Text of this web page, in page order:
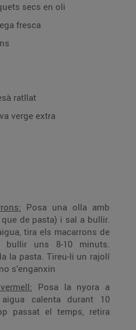
secs en oli
fresca
ratllat
verge extra
Posa una olla amb
de pasta) i sal a bullir.
tira els macarrons de
uns 8-10 minuts.
la pasta. Tireu-li un rajolí
s’enganxin
Posa la nyora a
calenta durant 10
passat el temps, retira